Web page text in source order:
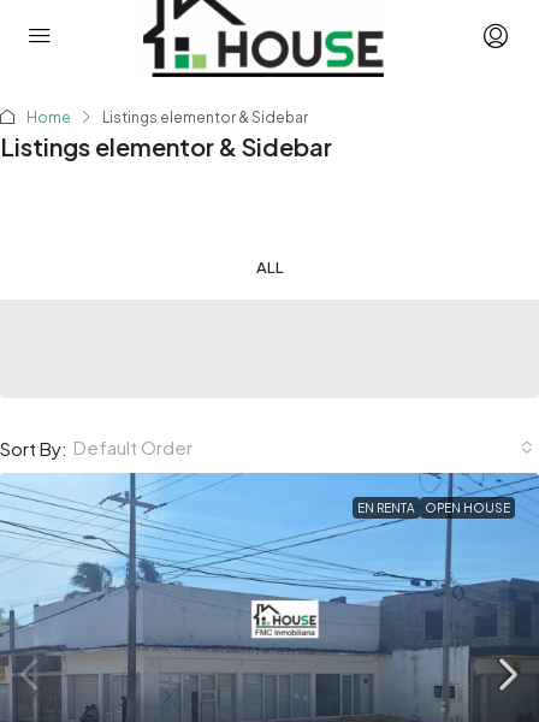
Home Listings elementor & Sidebar
Listings elementor & Sidebar
ALL
Sort By: Default Order
EN RENTA OPEN HOUSE